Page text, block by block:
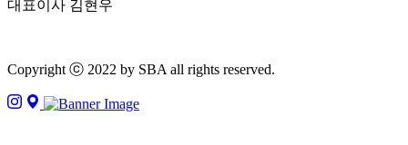
대표이사 김현우
Copyright ⓒ 2022 by SBA all rights reserved.